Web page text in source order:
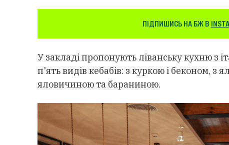
ПІДПИШИСЬ НА БЖ В
У закладі пропонують ліванську кухню з
п'ять видів кебабів: з куркою і беконом,
яловичиною та бараниною.